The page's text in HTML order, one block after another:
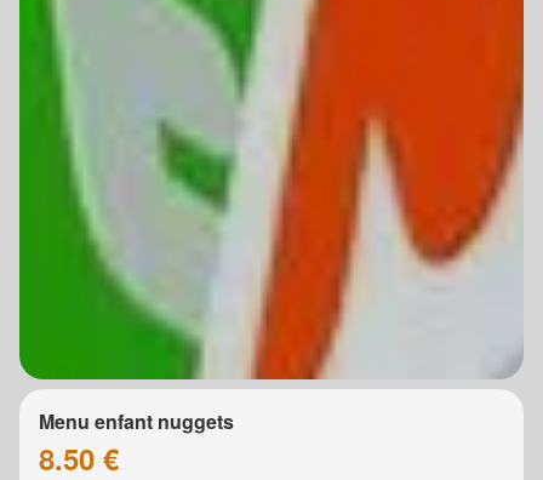
Menu enfant nuggets
8.50 €